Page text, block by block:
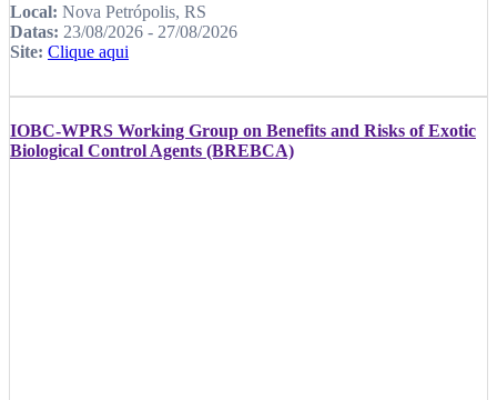
Local: Nova Petrópolis, RS
Datas: 23/08/2026 - 27/08/2026
Site: Clique aqui
IOBC-WPRS Working Group on Benefits and Risks of Exotic
Biological Control Agents (BREBCA)